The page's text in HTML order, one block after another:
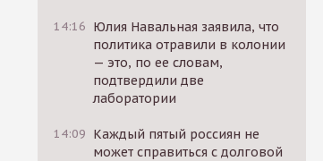
14:16 Юлия Навальная заявила, что
политика отравили в колонии
— это, по ее словам,
подтвердили две
лаборатории
14:09 Каждый пятый россиян не
может справиться с долговой